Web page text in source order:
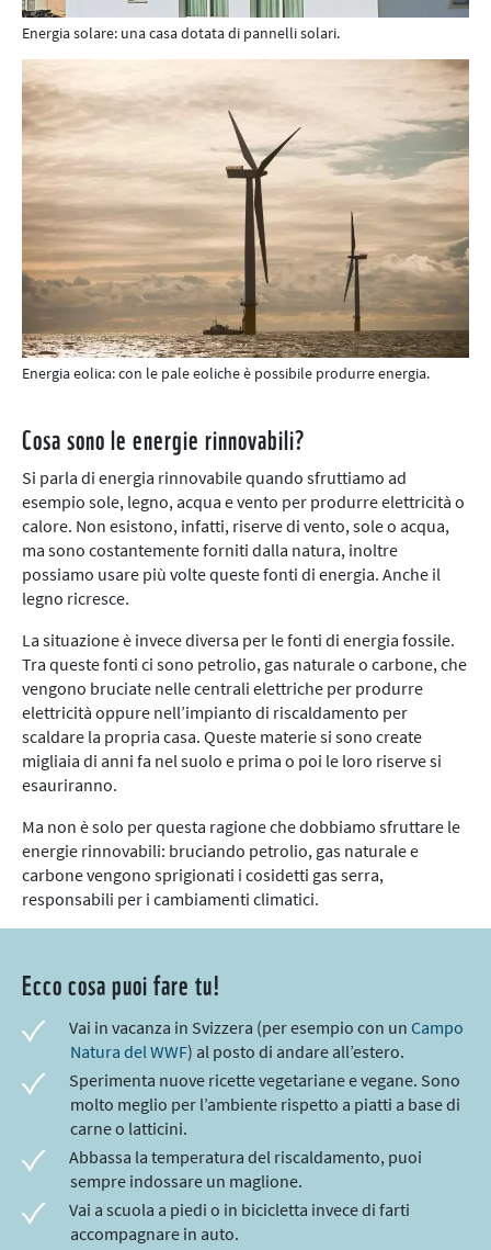
Energia solare: una casa dotata di pannelli solari.
Energia eolica: con le pale eoliche è possibile produrre energia.
Cosa sono le energie rinnovabili?
Si parla di energia rinnovabile quando sfruttiamo ad
esempio sole, legno, acqua e vento per produrre elettricità o
calore. Non esistono, infatti, riserve di vento, sole o acqua,
ma sono costantemente forniti dalla natura, inoltre
possiamo usare più volte queste fonti di energia. Anche il
legno ricresce.
La situazione è invece diversa per le fonti di energia fossile.
Tra queste fonti ci sono petrolio, gas naturale o carbone, che
vengono bruciate nelle centrali elettriche per produrre
elettricità oppure nell’impianto di riscaldamento per
scaldare la propria casa. Queste materie si sono create
migliaia di anni fa nel suolo e prima o poi le loro riserve si
esauriranno.
Ma non è solo per questa ragione che dobbiamo sfruttare le
energie rinnovabili: bruciando petrolio, gas naturale e
carbone vengono sprigionati i cosidetti gas serra,
responsabili per i cambiamenti climatici.
Ecco cosa puoi fare tu!
Vai in vacanza in Svizzera (per esempio con un Campo
Natura del WWF) al posto di andare all’estero.
Sperimenta nuove ricette vegetariane e vegane. Sono
molto meglio per l’ambiente rispetto a piatti a base di
carne o latticini.
Abbassa la temperatura del riscaldamento, puoi
sempre indossare un maglione.
Vai a scuola a piedi o in bicicletta invece di farti
accompagnare in auto.